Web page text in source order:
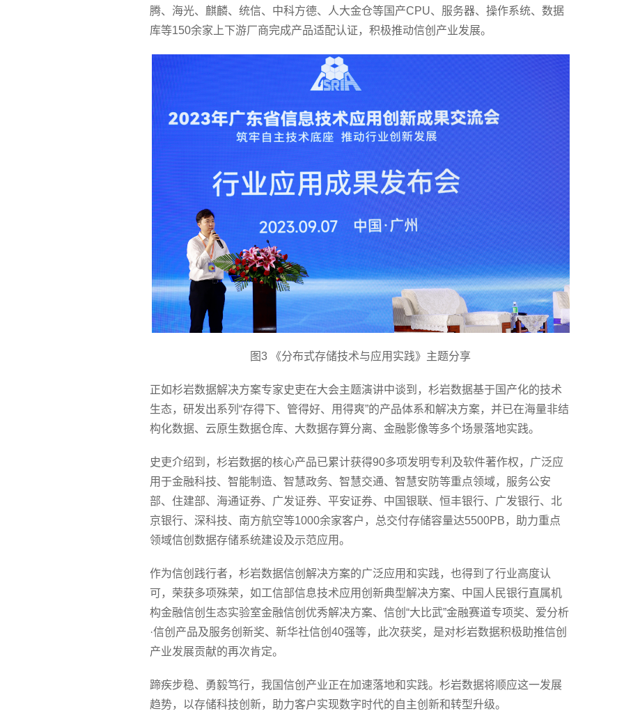
腾、海光、麒麟、统信、中科方德、人大金仓等国产CPU、服务器、操作系统、数据
库等150余家上下游厂商完成产品适配认证，积极推动信创产业发展。
图3 《分布式存储技术与应用实践》主题分享
正如杉岩数据解决方案专家史吏在大会主题演讲中谈到，杉岩数据基于国产化的技术
生态，研发出系列“存得下、管得好、用得爽”的产品体系和解决方案，并已在海量非结
构化数据、云原生数据仓库、大数据存算分离、金融影像等多个场景落地实践。
史吏介绍到，杉岩数据的核心产品已累计获得90多项发明专利及软件著作权，广泛应
用于金融科技、智能制造、智慧政务、智慧交通、智慧安防等重点领域，服务公安
部、住建部、海通证券、广发证券、平安证券、中国银联、恒丰银行、广发银行、北
京银行、深科技、南方航空等1000余家客户，总交付存储容量达5500PB，助力重点
领域信创数据存储系统建设及示范应用。
作为信创践行者，杉岩数据信创解决方案的广泛应用和实践，也得到了行业高度认
可，荣获多项殊荣，如工信部信息技术应用创新典型解决方案、中国人民银行直属机
构金融信创生态实验室金融信创优秀解决方案、信创“大比武”金融赛道专项奖、爱分析
·信创产品及服务创新奖、新华社信创40强等，此次获奖，是对杉岩数据积极助推信创
产业发展贡献的再次肯定。
蹄疾步稳、勇毅笃行，我国信创产业正在加速落地和实践。杉岩数据将顺应这一发展
趋势，以存储科技创新，助力客户实现数字时代的自主创新和转型升级。